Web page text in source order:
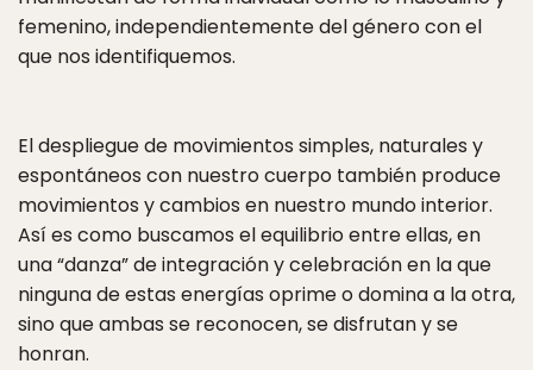
femenino, independientemente del género con el
que nos identifiquemos.
El despliegue de movimientos simples, naturales y
espontáneos con nuestro cuerpo también produce
movimientos y cambios en nuestro mundo interior.
Así es como buscamos el equilibrio entre ellas, en
una “danza” de integración y celebración en la que
ninguna de estas energías oprime o domina a la otra,
sino que ambas se reconocen, se disfrutan y se
honran.